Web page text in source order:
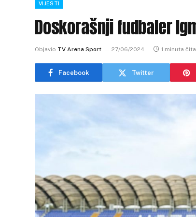
VIJESTI
Doskorašnji fudbaler
Objavio TV Arena Sport 27/06/2024 1 minuta
Facebook Twitter